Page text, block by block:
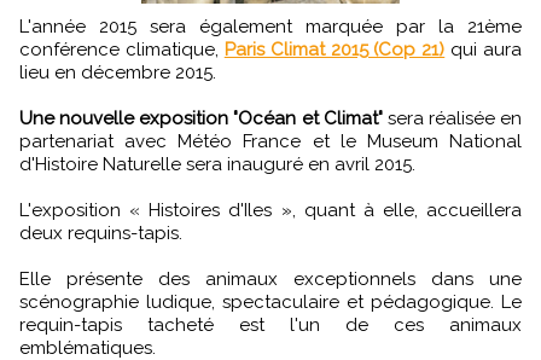
L'année 2015 sera également marquée par la 21ème
conférence climatique, Paris Climat 2015 (Cop 21) qui aura
lieu en décembre 2015.
Une nouvelle exposition "Océan et Climat"sera réalisée en
partenariat avec Météo France et le Museum National
d'Histoire Naturelle sera inauguré en avril 2015.
L'exposition « Histoires d'Iles », quant à elle, accueillera
deux requins-tapis.
Elle présente des animaux exceptionnels dans une
scénographie ludique, spectaculaire et pédagogique. Le
requin-tapis tacheté est l'un de ces animaux
emblématiques.